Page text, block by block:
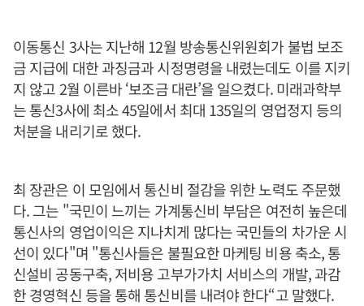
이동통신 3사는 지난해 12월 방송통신위원회가 불법 보조
금 지급에 대한 과징금과 시정명령을 내렸는데도 이를 지키
지 않고 2월 이른바 ‘보조금 대란’을 일으켰다. 미래과학부
는 통신3사에 최소 45일에서 최대 135일의 영업정지 등의
처분을 내리기로 했다.
최 장관은 이 모임에서 통신비 절감을 위한 노력도 주문했
다. 그는 "국민이 느끼는 가계통신비 부담은 여전히 높은데
통신사의 영업이익은 지나치게 많다는 국민들의 차가운 시
선이 있다"며 "통신사들은 불필요한 마케팅 비용 축소, 통
신설비 공동구축, 저비용 고부가가치 서비스의 개발, 과감
한 경영혁신 등을 통해 통신비를 내려야 한다“고 말했다.